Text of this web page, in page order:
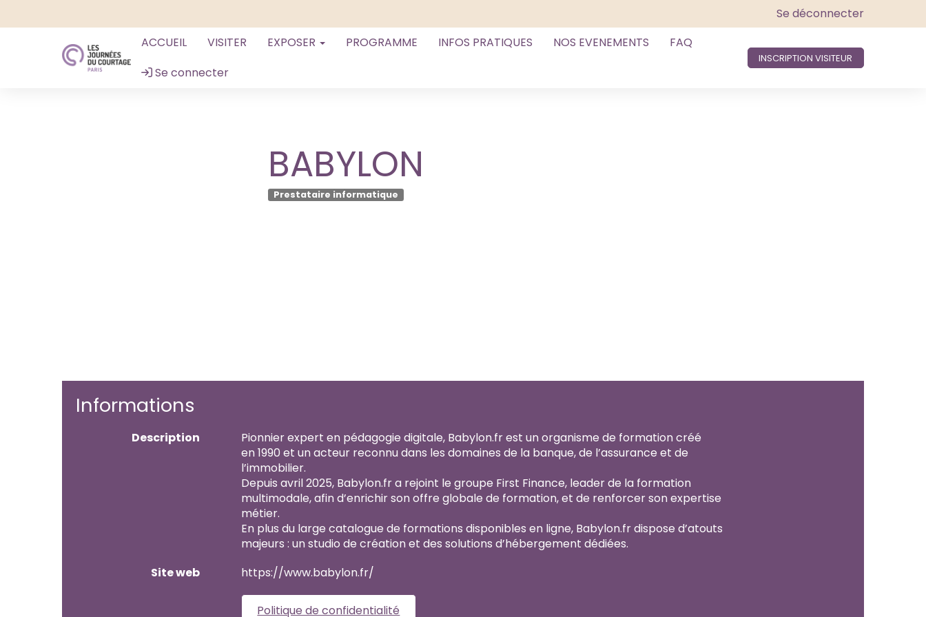
Se déconnecter
ACCUEIL
VISITER EXPOSER PROGRAMME INFOS PRATIQUES NOS EVENEMENTS
FAQ
Se connecter
INSCRIPTION VISITEUR
BABYLON
Prestataire informatique
Informations
Description
Pionnier expert en pédagogie digitale, Babylon.fr est un organisme de formation créé
en 1990 et un acteur reconnu dans les domaines de la banque, de l’assurance et de
l’immobilier.
Depuis avril 2025, Babylon.fr a rejoint le groupe First Finance, leader de la formation
multimodale, afin d’enrichir son offre globale de formation, et de renforcer son expertise
métier.
En plus du large catalogue de formations disponibles en ligne, Babylon.fr dispose d’atouts
majeurs : un studio de création et des solutions d’hébergement dédiées.
Site web
https://www.babylon.fr/
Politique de confidentialité